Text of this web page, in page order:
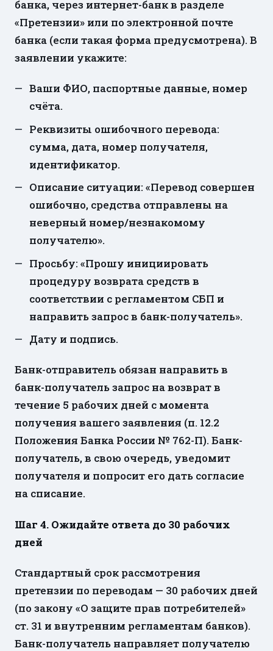
банка, через интернет-банк в разделе
«Претензии» или по электронной почте
банка (если такая форма предусмотрена). В
заявлении укажите:
Ваши ФИО, паспортные данные, номер
счёта.
Реквизиты ошибочного перевода:
сумма, дата, номер получателя,
идентификатор.
Описание ситуации: «Перевод совершен
ошибочно, средства отправлены на
неверный номер/незнакомому
получателю».
Просьбу: «Прошу инициировать
процедуру возврата средств в
соответствии с регламентом СБП и
направить запрос в банк-получатель».
Дату и подпись.
Банк-отправитель обязан направить в
банк-получатель запрос на возврат в
течение 5 рабочих дней с момента
получения вашего заявления (п. 12.2
Положения Банка России № 762-П). Банк-
получатель, в свою очередь, уведомит
получателя и попросит его дать согласие
на списание.
Шаг 4. Ожидайте ответа до 30 рабочих
дней
Стандартный срок рассмотрения
претензии по переводам — 30 рабочих дней
(по закону «О защите прав потребителей»
ст. 31 и внутренним регламентам банков).
Банк-получатель направляет получателю